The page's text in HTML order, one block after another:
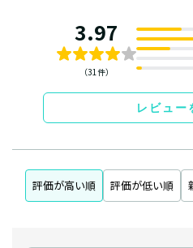
3.97
（31件）
レビュー
評価が高い順 評価が低い順